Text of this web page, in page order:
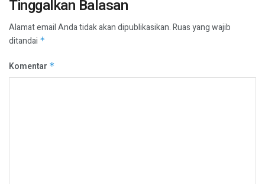
Tinggalkan Balasan
Alamat email Anda tidak akan dipublikasikan.Ruas yang wajib
ditandai *
Komentar *